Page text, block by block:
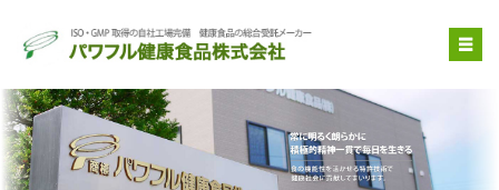
OEM受託製造
原料提供
品質管理・取得特許